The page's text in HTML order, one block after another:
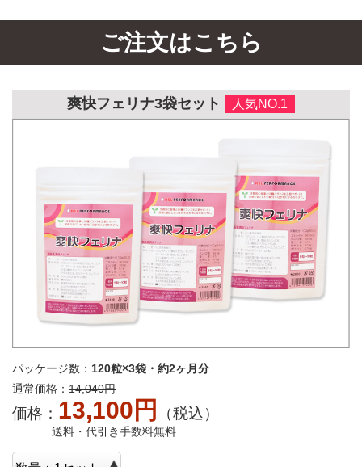
ご注文はこちら
爽快フェリナ3袋セット 人気NO.1
パッケージ数： 120粒×3袋・約2ヶ月分
通常価格： 14,040円
価格： 13,100円 （税込）
送料・代引き手数料無料